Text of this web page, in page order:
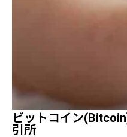
ビットコイン
引所